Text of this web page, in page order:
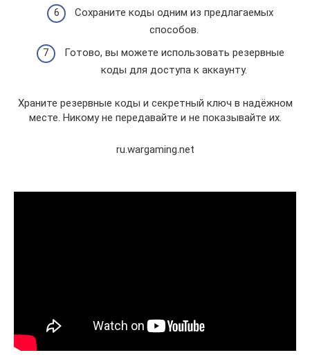
Сохраните коды одним из предлагаемых
способов.
Готово, вы можете использовать резервные
коды для доступа к аккаунту.
Храните резервные коды и секретный ключ в надёжном
месте. Никому не передавайте и не показывайте их.
ru.wargaming.net